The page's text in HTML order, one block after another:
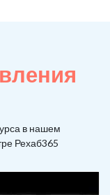
в нашем
Рехаб365